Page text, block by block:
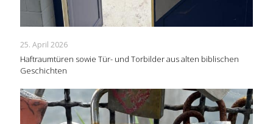
25. April 2026
Haftraumtüren sowie Tür- und Torbilder aus alten biblischen
Geschichten